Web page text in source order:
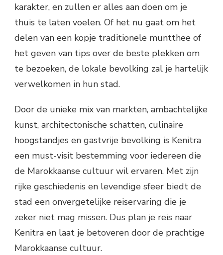
karakter, en zullen er alles aan doen om je
thuis te laten voelen. Of het nu gaat om het
delen van een kopje traditionele muntthee of
het geven van tips over de beste plekken om
te bezoeken, de lokale bevolking zal je hartelijk
verwelkomen in hun stad.
Door de unieke mix van markten, ambachtelijke
kunst, architectonische schatten, culinaire
hoogstandjes en gastvrije bevolking is Kenitra
een must-visit bestemming voor iedereen die
de Marokkaanse cultuur wil ervaren. Met zijn
rijke geschiedenis en levendige sfeer biedt de
stad een onvergetelijke reiservaring die je
zeker niet mag missen. Dus plan je reis naar
Kenitra en laat je betoveren door de prachtige
Marokkaanse cultuur.